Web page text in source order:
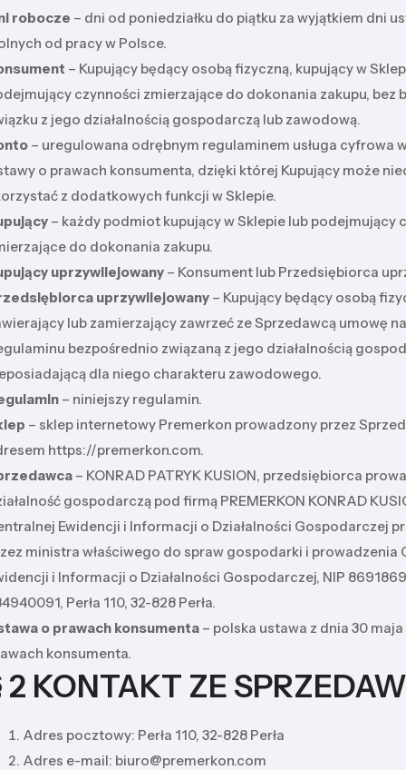
robocze – dni od poniedziałku do piątku za wyjątkiem dni
od pracy w Polsce.
– Kupujący będący osobą fizyczną, kupujący w
czynności zmierzające do dokonania zakupu, bez
z jego działalnością gospodarczą lub zawodową.
– uregulowana odrębnym regulaminem usługa cyfrowa
o prawach konsumenta, dzięki której Kupujący może
z dodatkowych funkcji w Sklepie.
– każdy podmiot kupujący w Sklepie lub podejmujący
do dokonania zakupu.
uprzywilejowany – Konsument lub Przedsiębiorca
uprzywilejowany – Kupujący będący osobą
lub zamierzający zawrzeć ze Sprzedawcą umowę
bezpośrednio związaną z jego działalnością
dla niego charakteru zawodowego.
– niniejszy regulamin.
– sklep internetowy Premerkon prowadzony przez
https://premerkon.com.
– KONRAD PATRYK KUSION, przedsiębiorca
gospodarczą pod firmą PREMERKON KONRAD
Ewidencji i Informacji o Działalności Gospodarczej
ministra właściwego do spraw gospodarki i prowadzenia
i Informacji o Działalności Gospodarczej, NIP
Perła 110, 32-828 Perła.
o prawach konsumenta – polska ustawa z dnia 30 maja
konsumenta.
2 KONTAKT ZE
Adres pocztowy: Perła 110, 32-828 Perła
Adres e-mail: biuro@premerkon.com